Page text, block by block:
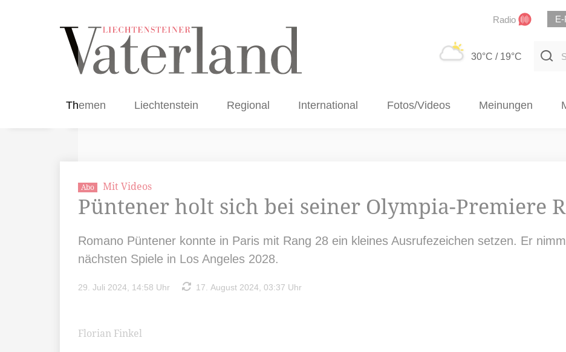
Radio
30°C / 19°C
Themen Liechtenstein Regional International Fotos/Videos Meinungen
Abo Mit Videos
Püntener holt sich bei seiner Olympia-Premiere
Romano Püntener konnte in Paris mit Rang 28 ein kleines Ausrufezeichen setzen. Er
nächsten Spiele in Los Angeles 2028.
29. Juli 2024, 14:58 Uhr 17. August 2024, 03:37 Uhr
Florian Finkel